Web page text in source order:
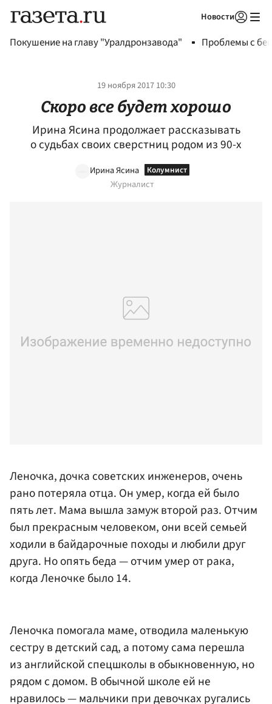
Новости
Покушение на главу "Уралдронзавода" Проблемы с
19 ноября 2017 10:30
Скоро все будет хорошо
Ирина Ясина продолжает рассказывать
о судьбах своих сверстниц родом из 90-х
Ирина Ясина
Журналист
Леночка, дочка советских инженеров, очень
рано потеряла отца. Он умер, когда ей было
пять лет. Мама вышла замуж второй раз. Отчим
был прекрасным человеком, они всей семьей
ходили в байдарочные походы и любили друг
друга. Но опять беда — отчим умер от рака,
когда Леночке было 14.
Леночка помогала маме, отводила маленькую
сестру в детский сад, а потому сама перешла
из английской спецшколы в обыкновенную, но
рядом с домом. В обычной школе ей не
нравилось — мальчики при девочках ругались